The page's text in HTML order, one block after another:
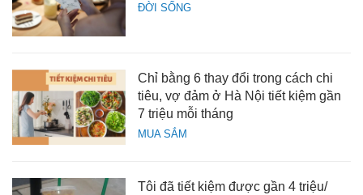
ĐỜI SỐNG
MUA SẮM
Chỉ bằng 6 thay đổi trong cách chi
tiêu, vợ đảm ở Hà Nội tiết kiệm gần
7 triệu mỗi tháng
Tôi đã tiết kiệm được gần 4 triệu/